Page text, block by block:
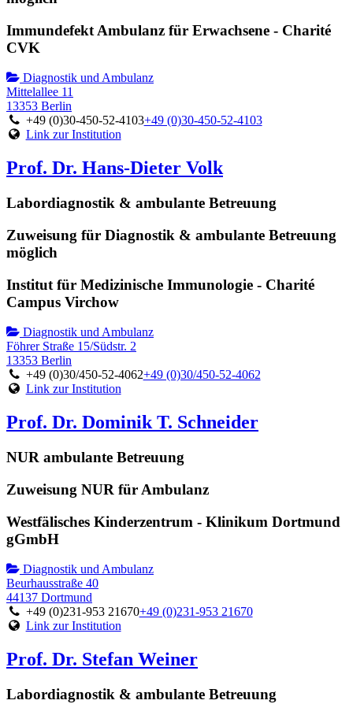
Immundefekt Ambulanz für Erwachsene - Charité
CVK
Diagnostik und Ambulanz
Mittelallee 11
13353 Berlin
+49 (0)30-450-52-4103+49 (0)30-450-52-4103
Link zur Institution
Prof. Dr. Hans-Dieter Volk
Labordiagnostik & ambulante Betreuung
Zuweisung für Diagnostik & ambulante Betreuung
möglich
Institut für Medizinische Immunologie - Charité
Campus Virchow
Diagnostik und Ambulanz
Föhrer Straße 15/Südstr. 2
13353 Berlin
+49 (0)30/450-52-4062+49 (0)30/450-52-4062
Link zur Institution
Prof. Dr. Dominik T. Schneider
NUR ambulante Betreuung
Zuweisung NUR für Ambulanz
Westfälisches Kinderzentrum - Klinikum Dortmund
gGmbH
Diagnostik und Ambulanz
Beurhausstraße 40
44137 Dortmund
+49 (0)231-953 21670+49 (0)231-953 21670
Link zur Institution
Prof. Dr. Stefan Weiner
Labordiagnostik & ambulante Betreuung